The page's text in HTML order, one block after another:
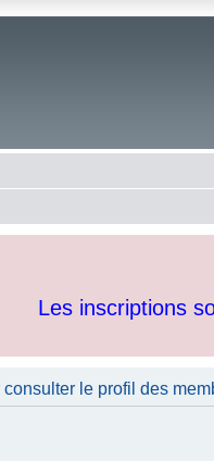
Les inscriptions
le profil des